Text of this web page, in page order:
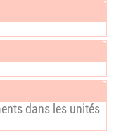
dans les unités